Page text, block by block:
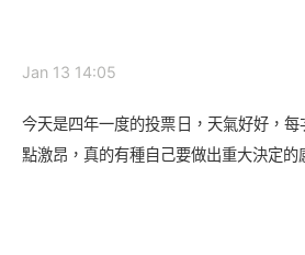
Jan 13 14:05
今天是四年一度的投票日，天氣好好，
點激昂，真的有種自己要做出重大決定的